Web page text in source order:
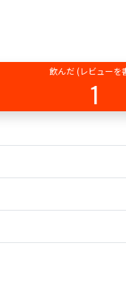
飲んだ (レビューを
1